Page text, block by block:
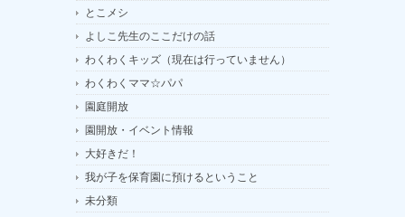
とこメシ
よしこ先生のここだけの話
わくわくキッズ（現在は行っていません）
わくわくママ☆パパ
園庭開放
園開放・イベント情報
大好きだ！
我が子を保育園に預けるということ
未分類